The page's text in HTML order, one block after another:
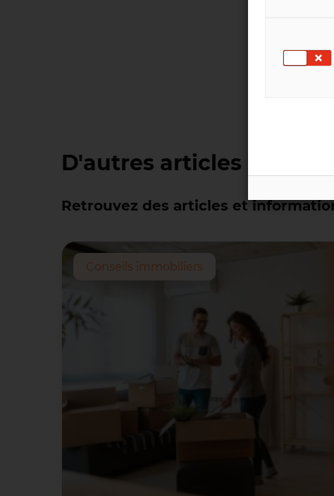
D'autres articles
Retrouvez des articles et
Conseils immobiliers